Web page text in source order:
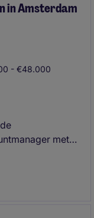
in Amsterdam
- €48.000
met
op
met